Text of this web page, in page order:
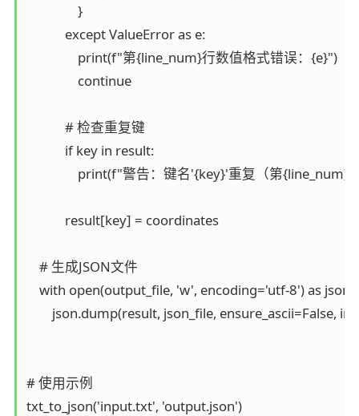
                }
            except ValueError as e:
                print(f"第{line_num}行数值格式错误：{e}")
                continue
            # 检查重复键
            if key in result:
print(f"警告：键名'{key}'重复（第{line_num}
            result[key] = coordinates
    # 生成JSON文件
with open(output_file, 'w', encoding='utf-8') as
json.dump(result, json_file, ensure_ascii=False,
# 使用示例
txt_to_json('input.txt', 'output.json')